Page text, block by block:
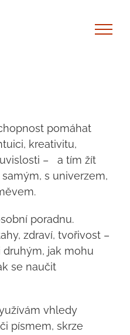
pomáhat
kreativitu,
– a tím žít
s univerzem,
poradnu.
zdraví, tvořivost –
jak mohu
se naučit
vhledy
písmem, skrze